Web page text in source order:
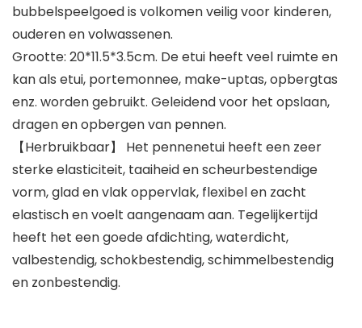
bubbelspeelgoed is volkomen veilig voor kinderen,
ouderen en volwassenen.
Grootte: 20*11.5*3.5cm. De etui heeft veel ruimte en
kan als etui, portemonnee, make-uptas, opbergtas
enz. worden gebruikt. Geleidend voor het opslaan,
dragen en opbergen van pennen.
【Herbruikbaar】 Het pennenetui heeft een zeer
sterke elasticiteit, taaiheid en scheurbestendige
vorm, glad en vlak oppervlak, flexibel en zacht
elastisch en voelt aangenaam aan. Tegelijkertijd
heeft het een goede afdichting, waterdicht,
valbestendig, schokbestendig, schimmelbestendig
en zonbestendig.